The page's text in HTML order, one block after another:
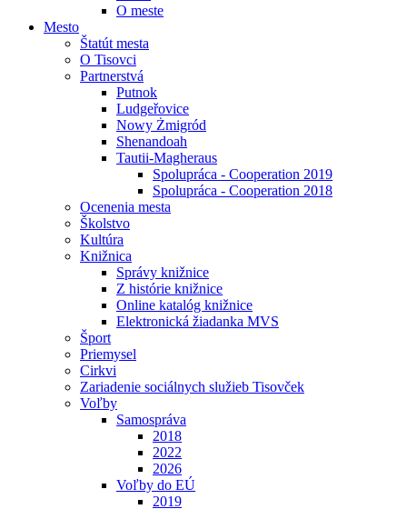
O meste
Mesto
Štatút mesta
O Tisovci
Partnerstvá
Putnok
Ludgeřovice
Nowy Żmigród
Shenandoah
Tautii-Magheraus
Spolupráca - Cooperation 2019
Spolupráca - Cooperation 2018
Ocenenia mesta
Školstvo
Kultúra
Knižnica
Správy knižnice
Z histórie knižnice
Online katalóg knižnice
Elektronická žiadanka MVS
Šport
Priemysel
Cirkvi
Zariadenie sociálnych služieb Tisovček
Voľby
Samospráva
2018
2022
2026
Voľby do EÚ
2019